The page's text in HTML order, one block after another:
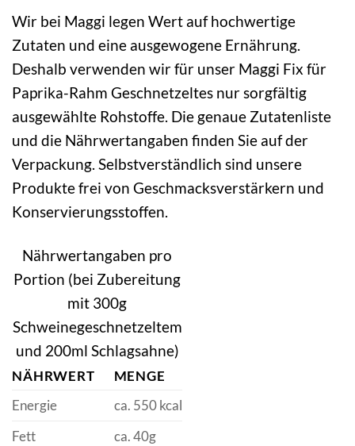
Wir bei Maggi legen Wert auf hochwertige
Zutaten und eine ausgewogene Ernährung.
Deshalb verwenden wir für unser Maggi Fix für
Paprika-Rahm Geschnetzeltes nur sorgfältig
ausgewählte Rohstoffe. Die genaue Zutatenliste
und die Nährwertangaben finden Sie auf der
Verpackung. Selbstverständlich sind unsere
Produkte frei von Geschmacksverstärkern und
Konservierungsstoffen.
Nährwertangaben pro
Portion (bei Zubereitung
mit 300g
Schweinegeschnetzeltem
und 200ml Schlagsahne)
NÄHRWERT
MENGE
Energie
ca. 550 kcal
Fett
ca. 40g